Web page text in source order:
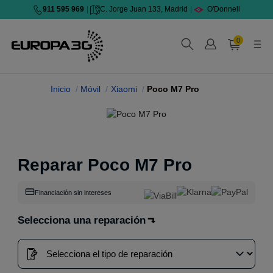
911 595 969 C. Jorge Juan 133, Madrid O'Donnell
0
Inicio Móvil Xiaomi Poco M7 Pro
Reparar Poco M7 Pro
Financiación sin intereses
Selecciona una reparación